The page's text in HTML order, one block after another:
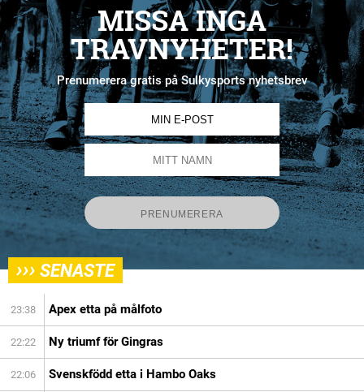
MISSA INGA
TRAVNYHETER!
Prenumerera gratis på Sulkysports nyhetsbrev
››› SENASTE
23:38 Apex etta på målfoto
22:22 Ny triumf för Gingras
22:06 Svenskfödd etta i Hambo Oaks